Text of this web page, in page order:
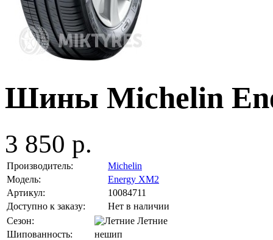
Шины Michelin
3 850 р.
Производитель:
Michelin
Модель:
Energy XM2
Артикул:
10084711
Доступно к заказу:
Нет в наличии
Сезон:
Летние
Шипованность:
нешип